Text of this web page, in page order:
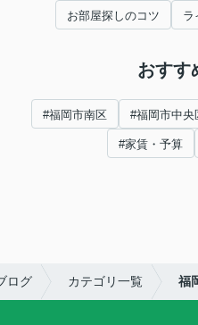
お部屋探しのコツ ラ
おすす
#福岡市南区 #福岡市中央
#家賃・予算
ログ カテゴリ一覧 福